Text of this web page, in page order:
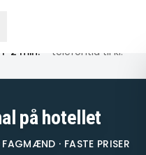
2 min. – telefontid til kl.
på hotellet
· FASTE PRISER